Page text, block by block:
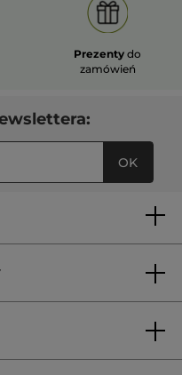
Prezenty do
zamówień
OK